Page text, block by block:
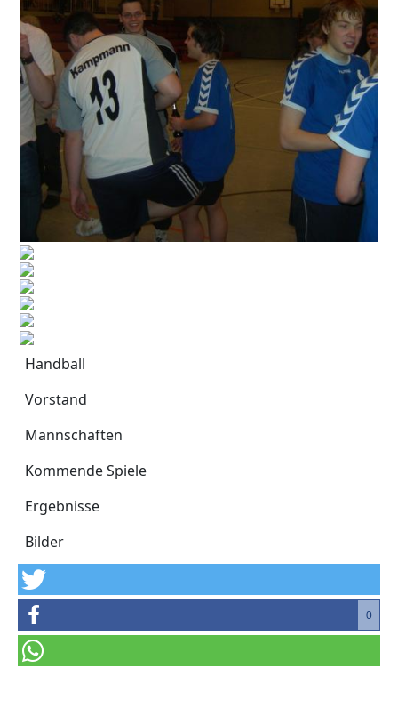
Handball
Handball
Vorstand
Mannschaften
Kommende Spiele
Ergebnisse
Bilder
0